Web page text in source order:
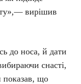
вирішив
до носа, й дати
снасті,
показав, що